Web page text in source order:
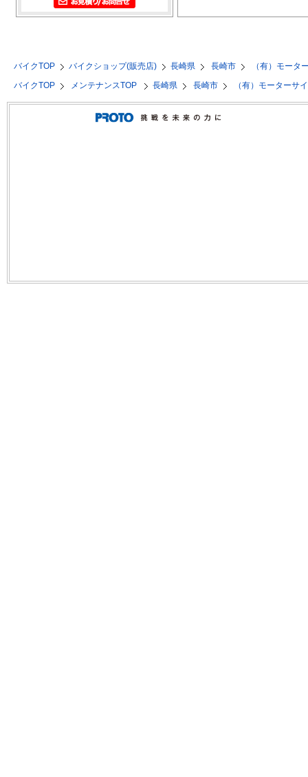
バイクTOP バイクショップ(販売店) 長崎県 長崎市
（有）モータ
バイクTOP
メンテナンスTOP 長崎県 長崎市 （有）モーターサ